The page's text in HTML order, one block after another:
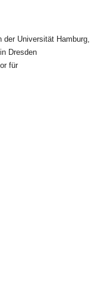
Universität Hamburg,
Dresden
für